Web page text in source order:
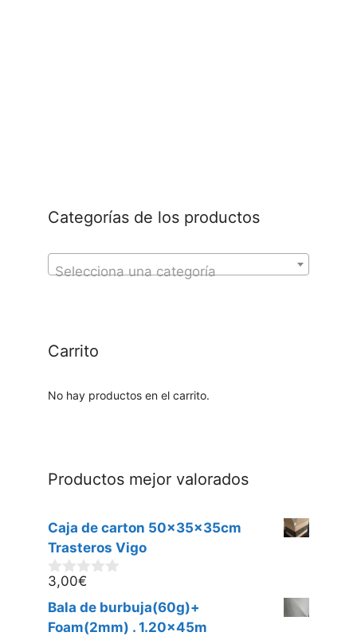
Categorías de los productos
Selecciona una categoría
Carrito
No hay productos en el carrito.
Productos mejor valorados
Caja de carton 50x35x35cm
Trasteros Vigo
0
e
5
3,00€
Bala de burbuja(60g)+
Foam(2mm) . 1.20x45m